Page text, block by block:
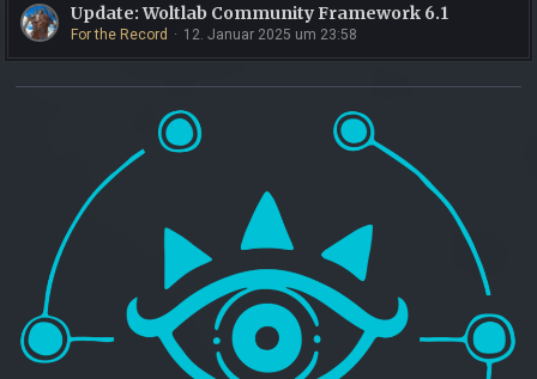
Update: Woltlab Community Framework 6.1
For the Record 12. Januar 2025 um 23:58